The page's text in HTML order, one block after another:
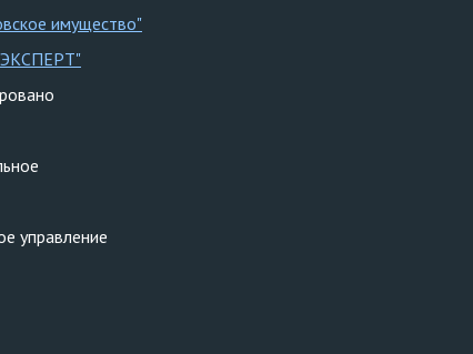
имущество"
управление